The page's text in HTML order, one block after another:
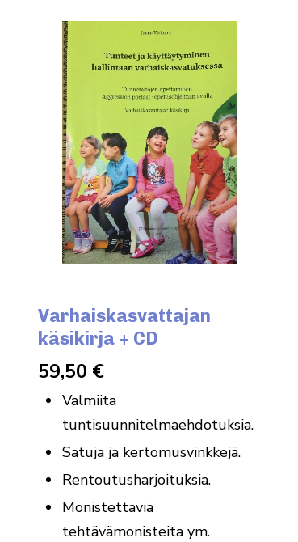
Varhaiskasvattajan
käsikirja + CD
59,50 €
Valmiita
tuntisuunnitelmaehdotuksia.
Satuja ja kertomusvinkkejä.
Rentoutusharjoituksia.
Monistettavia
tehtävämonisteita ym.